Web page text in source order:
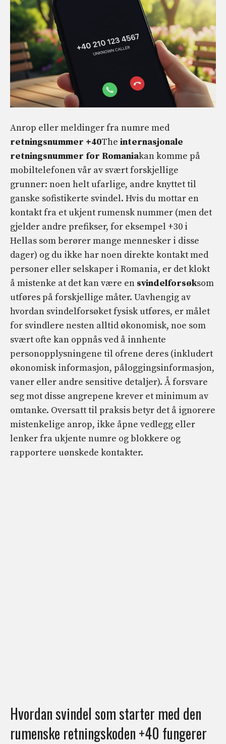
Anrop eller meldinger fra numre med
retningsnummer +40The internasjonale
retningsnummer for Romaniakan komme på
mobiltelefonen vår av svært forskjellige
grunner: noen helt ufarlige, andre knyttet til
ganske sofistikerte svindel. Hvis du mottar en
kontakt fra et ukjent rumensk nummer (men det
gjelder andre prefikser, for eksempel +30 i
Hellas som berører mange mennesker i disse
dager) og du ikke har noen direkte kontakt med
personer eller selskaper i Romania, er det klokt
å mistenke at det kan være en svindelforsøksom
utføres på forskjellige måter. Uavhengig av
hvordan svindelforsøket fysisk utføres, er målet
for svindlere nesten alltid økonomisk, noe som
svært ofte kan oppnås ved å innhente
personopplysningene til ofrene deres (inkludert
økonomisk informasjon, påloggingsinformasjon,
vaner eller andre sensitive detaljer). Å forsvare
seg mot disse angrepene krever et minimum av
omtanke. Oversatt til praksis betyr det å ignorere
mistenkelige anrop, ikke åpne vedlegg eller
lenker fra ukjente numre og blokkere og
rapportere uønskede kontakter.
Hvordan svindel som starter med den
rumenske retningskoden +40 fungerer